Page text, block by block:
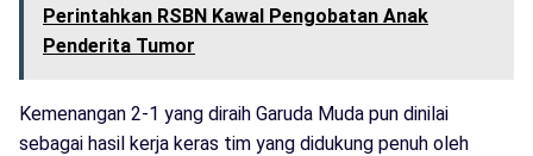
Perintahkan RSBN Kawal Pengobatan Anak
Penderita Tumor
Kemenangan 2-1 yang diraih Garuda Muda pun dinilai
sebagai hasil kerja keras tim yang didukung penuh oleh